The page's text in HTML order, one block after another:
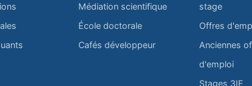
Médiation scientifique
École doctorale
Cafés développeur
stage
Offres
Anciennes
d'emploi
Stages 3IF